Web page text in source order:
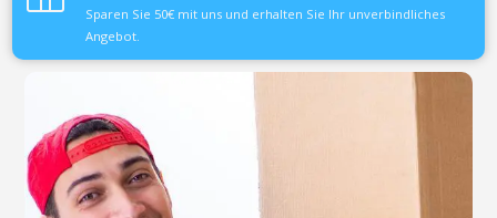
Sparen Sie 50€ mit uns und erhalten Sie Ihr unverbindliches
Angebot.